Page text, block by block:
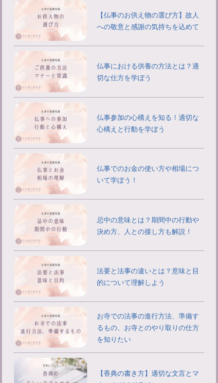
【仏事のお供え物の選び方】故人
への敬意と感謝の気持ちを込めて
仏事における供養の方法とは？適
切な仕方を学ぼう
仏事参加の心構えを知る！適切な
心構えと行動を学ぼう
仏事でのお金の使い方や相場につ
いて学ぼう！
忌中の意味とは？期間中の行動や
決め方、人との接し方も解説！
法要と法事の違いとは？意味と目
的について理解しよう
お寺での法事の進行方法、準備す
るもの、お寺とのやり取りの仕方
を知りたい
【香典の書き方】適切な文言とマ